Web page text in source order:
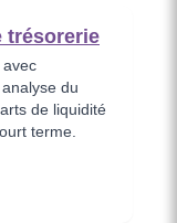
trésorerie
du
de liquidité
terme.